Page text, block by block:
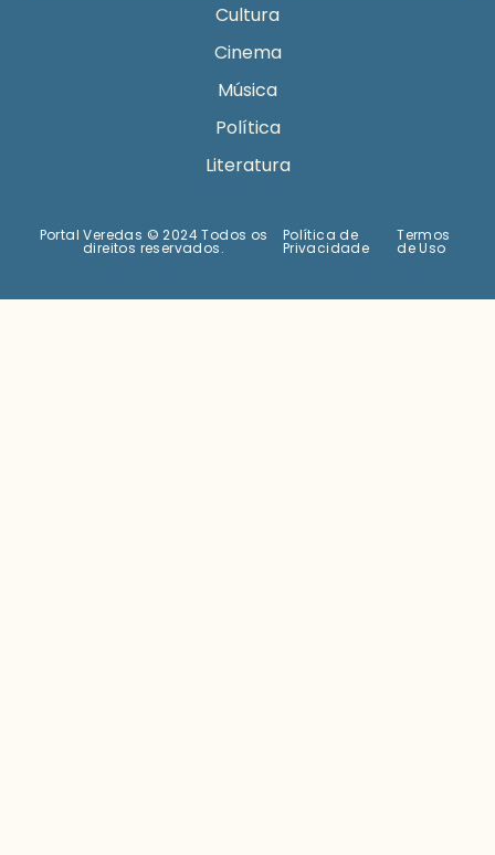
Cultura
Cinema
Música
Política
Literatura
Portal Veredas © 2024 Todos os
direitos reservados.
Política de
Privacidade
Termos
de Uso